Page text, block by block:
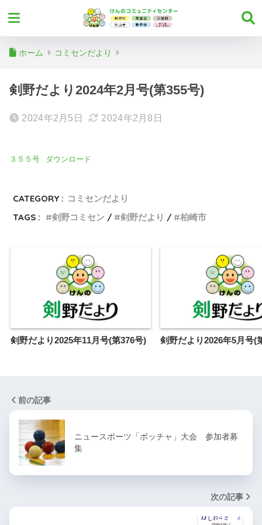
ホーム コミセンだより
剣野だより2024年2月号(第355号)
2024年2月5日 2024年2月8日
３５５号 ダウンロード
CATEGORY : コミセンだより
TAGS :
剣野コミセン 剣野だより 柏崎市
剣野だより2025年11月号(第376号) 剣野だより2026年5月号(
前の記事
ニュースポーツ「ボッチャ」大会 参加者募
集
次の記事